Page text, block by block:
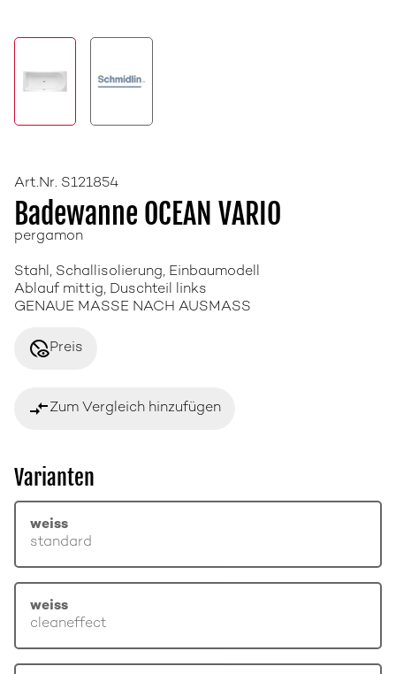
Art.Nr. S121854
Badewanne OCEAN VARIO
pergamon
Stahl, Schallisolierung, Einbaumodell
Ablauf mittig, Duschteil links
GENAUE MASSE NACH AUSMASS
disabled_visiblePreis
compare_arrowsZum Vergleich hinzufügen
Varianten
weiss
standard
weiss
cleaneffect